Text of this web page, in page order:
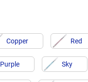
Copper Red
Purple Sky